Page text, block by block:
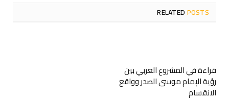
RELATEDPOSTS
قراءة في المشروع العربي بين
رؤية الإمام موسى الصدر وواقع
الانقسام